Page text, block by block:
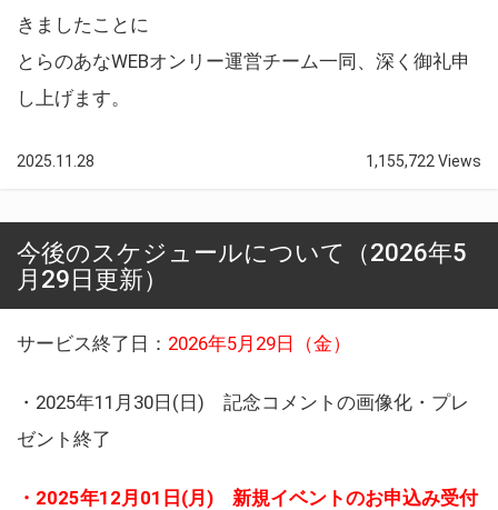
きましたことに
とらのあなWEBオンリー運営チーム一同、深く御礼申
し上げます。
2025.11.28 1,155,722 Views
今後のスケジュールについて（2026年5
月29日更新）
サービス終了日： 2026年5月29日（金）
・2025年11月30日(日) 記念コメントの画像化・プレ
ゼント終了
・2025年12月01日(月) 新規イベントのお申込み受付